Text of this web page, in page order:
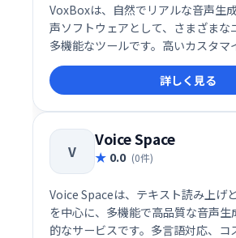
VoxBoxは、自然でリアルな音声生
声ソフトウェアとして、さまざまな
多機能なツールです。高いカスタマ
応、プロフェッショナルな編集機
やビジネス、エンターテインメント
適です。
詳しく見る
V
Voice Space
0.0 (0件)
Voice Spaceは、テキスト読み上げ
を中心に、多機能で高品質な音声生
的なサービスです。多言語対応、コ